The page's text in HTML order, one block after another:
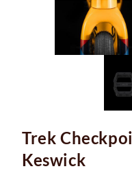
Trek
Keswick